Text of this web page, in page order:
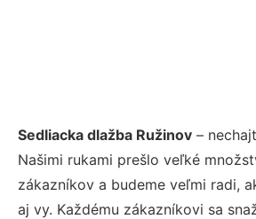
Sedliacka dlažba Ružinov –
Našimi rukami prešlo veľké
zákazníkov a budeme veľmi radi,
aj vy. Každému zákazníkovi sa